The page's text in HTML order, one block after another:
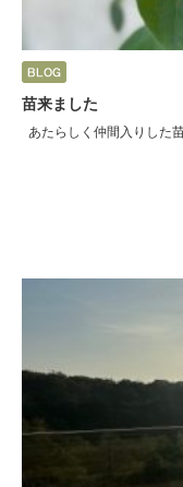
苗来ました
あたらしく仲間入りした